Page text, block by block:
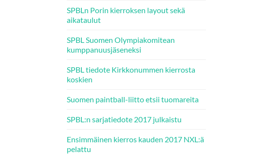
SPBLn Porin kierroksen layout sekä
aikataulut
SPBL Suomen Olympiakomitean
kumppanuusjäseneksi
SPBL tiedote Kirkkonummen kierrosta
koskien
Suomen paintball-liitto etsii tuomareita
SPBL:n sarjatiedote 2017 julkaistu
Ensimmäinen kierros kauden 2017 NXL:ä
pelattu